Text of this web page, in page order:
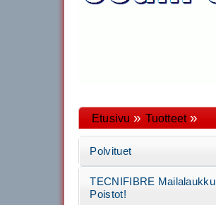
Etusivu » Tuotteet»
Polvituet
TECNIFIBRE Mailalaukku
Poistot!